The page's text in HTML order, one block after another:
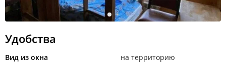
Удобства
Вид из окна на территорию